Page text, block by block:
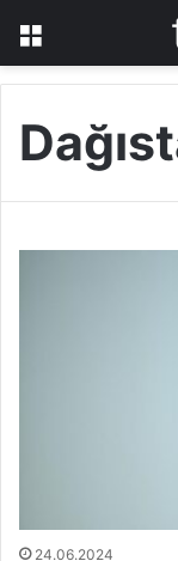
24.06.2024